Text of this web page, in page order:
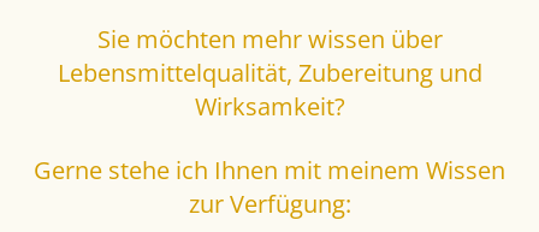
Sie möchten mehr wissen über
Lebensmittelqualität, Zubereitung und
Wirksamkeit?
Gerne stehe ich Ihnen mit meinem Wissen
zur Verfügung: